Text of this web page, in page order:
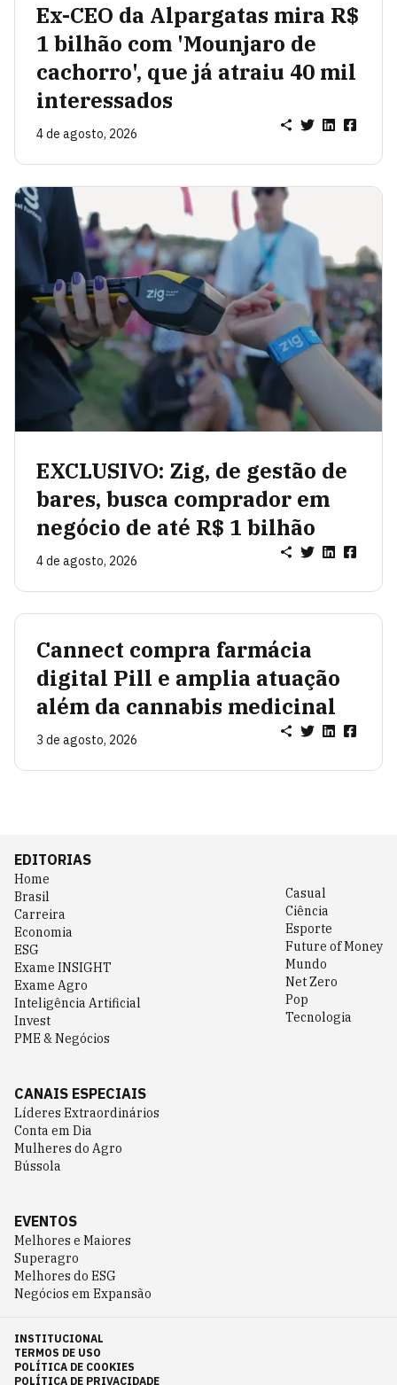
Ex-CEO da Alpargatas mira R$
1 bilhão com 'Mounjaro de
cachorro', que já atraiu 40 mil
interessados
4 de agosto, 2026
EXCLUSIVO: Zig, de gestão de
bares, busca comprador em
negócio de até R$ 1 bilhão
4 de agosto, 2026
Cannect compra farmácia
digital Pill e amplia atuação
além da cannabis medicinal
3 de agosto, 2026
EDITORIAS
Home
Brasil
Carreira
Economia
ESG
Exame INSIGHT
Exame Agro
Inteligência Artificial
Invest
PME & Negócios
Casual
Ciência
Esporte
Future of Money
Mundo
Net Zero
Pop
Tecnologia
CANAIS ESPECIAIS
Líderes Extraordinários
Conta em Dia
Mulheres do Agro
Bússola
EVENTOS
Melhores e Maiores
Superagro
Melhores do ESG
Negócios em Expansão
INSTITUCIONAL
TERMOS DE USO
POLÍTICA DE COOKIES
POLÍTICA DE PRIVACIDADE